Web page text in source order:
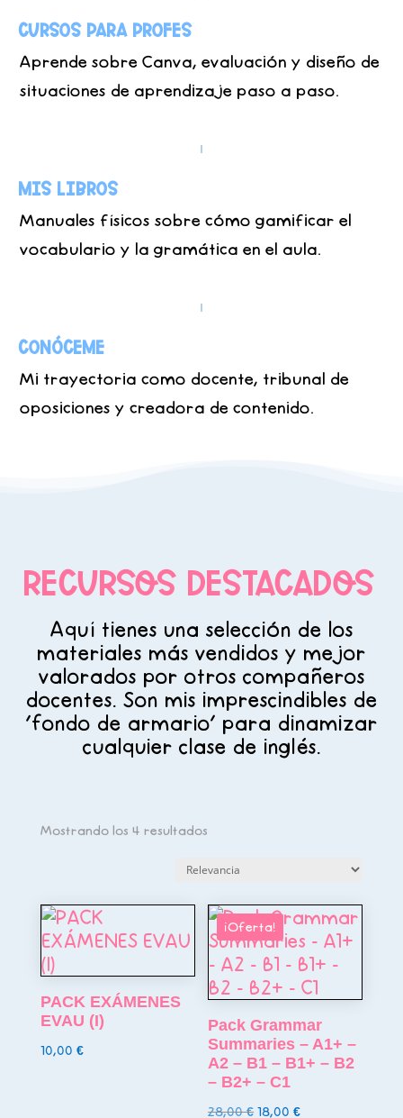
Cursos para Profes
Aprende sobre Canva, evaluación y diseño de
situaciones de aprendizaje paso a paso.
Mis Libros
Manuales físicos sobre cómo gamificar el
vocabulario y la gramática en el aula.
Conóceme
Mi trayectoria como docente, tribunal de
oposiciones y creadora de contenido.
RECURSOS DESTACADOS
Aquí tienes una selección de los
materiales más vendidos y mejor
valorados por otros compañeros
docentes. Son mis imprescindibles de
‘fondo de armario’ para dinamizar
cualquier clase de inglés.
Mostrando los 4 resultados
PACK EXÁMENES
EVAU (I)
10,00 €
¡Oferta!
Pack Grammar
Summaries – A1+ –
A2 – B1 – B1+ – B2
– B2+ – C1
28,00€ El
18,00€El